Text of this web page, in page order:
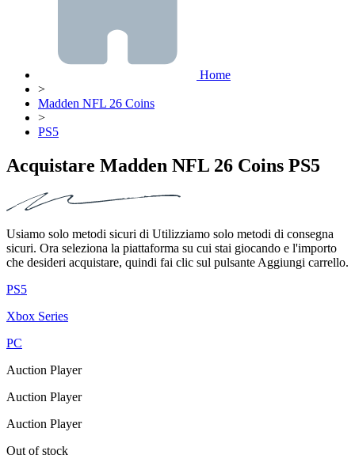
Home
>
Madden NFL 26 Coins
>
PS5
Acquistare Madden NFL 26 Coins PS5
Usiamo solo metodi sicuri di Utilizziamo solo metodi di consegna
sicuri. Ora seleziona la piattaforma su cui stai giocando e l'importo
che desideri acquistare, quindi fai clic sul pulsante Aggiungi carrello.
PS5
Xbox Series
PC
Auction Player
Auction Player
Auction Player
Out of stock